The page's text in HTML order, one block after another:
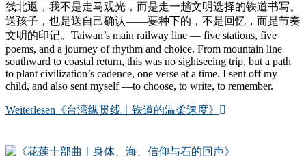
线北返，我不是走马观光，而是走一趟文明选择的铁道书写。
送孩子，也是送自己确认——要种下的，不是回忆，而是节奏
文明的印记。Taiwan’s main railway line — five stations, five
poems, and a journey of rhythm and choice. From mountain line
southward to coastal return, this was no sightseeing trip, but a path
to plant civilization’s cadence, one verse at a time. I sent off my
child, and also sent myself —to choose, to write, to remember.
Weiterlesen 《台湾纵贯线｜铁道的温柔速度》